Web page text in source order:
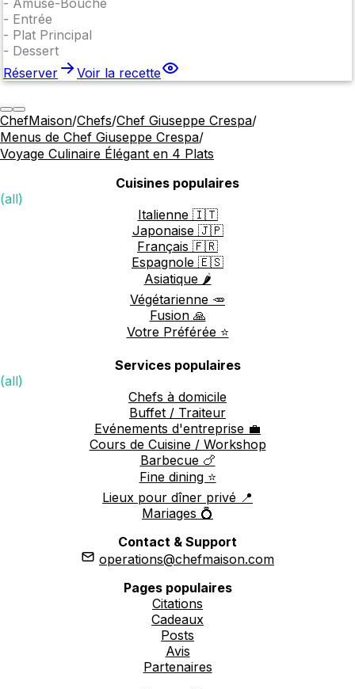
- Amuse-Bouche
- Entrée
- Plat Principal
- Dessert
Réserver
Voir la recette
ChefMaison/Chefs/Chef Giuseppe Crespa/
Menus de Chef Giuseppe Crespa/
Voyage Culinaire Élégant en 4 Plats
Cuisines populaires
(all)
Italienne 🇮🇹
Japonaise 🇯🇵
Français 🇫🇷
Espagnole 🇪🇸
Asiatique 🌶️
Végétarienne 🥕
Fusion 🙏
Votre Préférée ⭐️
Services populaires
(all)
Chefs à domicile
Buffet / Traiteur
Evénements d'entreprise 💼
Cours de Cuisine / Workshop
Barbecue 🍗
Fine dining ⭐️
Lieux pour dîner privé 📍
Mariages 💍
Contact & Support
operations@chefmaison.com
Pages populaires
Citations
Cadeaux
Posts
Avis
Partenaires